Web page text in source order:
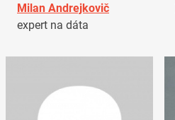
Milan Andrejkovič
expert na dáta